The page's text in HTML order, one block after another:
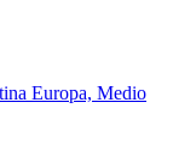
Europa, Medio